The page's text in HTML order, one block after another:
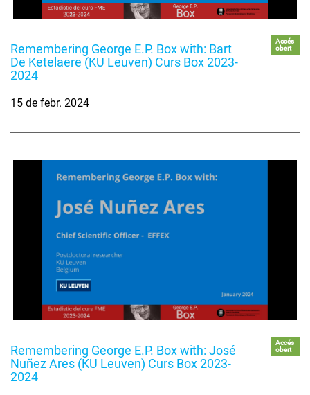
Remembering George E.P. Box with: Bart
De Ketelaere (KU Leuven) Curs Box 2023-
2024
Accés
obert
15 de febr. 2024
Remembering George E.P. Box with: José
Nuñez Ares (KU Leuven) Curs Box 2023-
2024
Accés
obert